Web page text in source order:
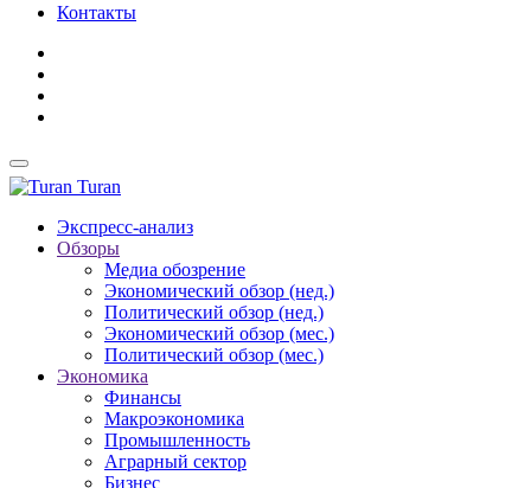
Контакты
Turan
Экспресс-анализ
Обзоры
Медиа обозрение
Экономический обзор (нед.)
Политический обзор (нед.)
Экономический обзор (мес.)
Политический обзор (мес.)
Экономика
Финансы
Макроэкономика
Промышленность
Аграрный сектор
Бизнес